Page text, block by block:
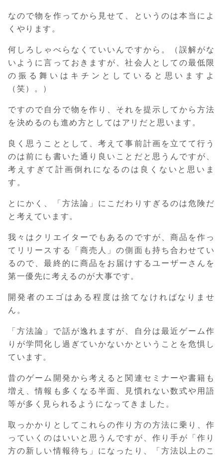
なので物を作ってから見せて、というのは本当によ
くやります。
何しろしゃべらなくていいんですから。（誤解がな
いように言っておきますが、社会人としての最低限
の振る舞いはキチンとしていると思いますよ
（笑）。）
ですので自分で物を作り、それを提示してから方法
を決めるのも進め方としてはアリだと思います。
良く思うこととして、考えて事前計画を立てて行う
のは前にも書いた通り良いことだと思うんですが、
考えすぎて計画倒れになるのは良くないと思いま
す。
とにかく、「方法論」にこだわりすぎるのは危険だ
と考えています。
我々はクリエイターでもあるのですが、商品を作っ
てリリースする「商売人」の側面も持ち合わせてい
るので、最終的に商品をお届けするユーザーさんを
第一優先に考えるのが大事です。
開発者のエゴはある程度は捨てなければなりませ
ん。
「方法論」で話が逸れますが、自分は最近ゲーム作
りが学問化し過ぎていかないかということを危惧し
ています。
昔のゲーム開発から考えると関連セミナーや書籍も
増え、情報も多くなる半面、見慣れない数式や用語
等が多く見られるようになってきました。
取っかかりとしてこれらの作り方の方法に乗り、作
っていくのはいいと思うんですが、作り手が「作り
方の新しい情報待ち」になったり、「方法以上のこ